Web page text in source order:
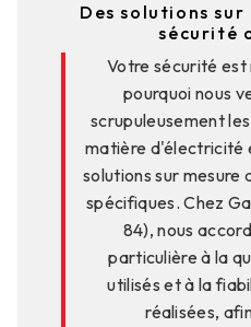
Des solutions sur
sécurité
Votre sécurité
pourquoi nous
scrupuleusement
matière d'électricité
solutions sur mesure
spécifiques. Chez
84), nous
particulière à la
utilisés et à la
réalisées,